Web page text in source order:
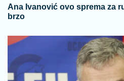
Ana Ivanović ovo sprema za
brzo